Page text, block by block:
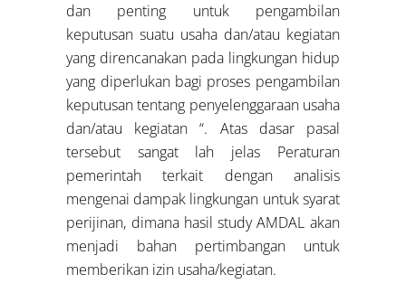
dan penting untuk pengambilan
keputusan suatu usaha dan/atau kegiatan
yang direncanakan pada lingkungan hidup
yang diperlukan bagi proses pengambilan
keputusan tentang penyelenggaraan usaha
dan/atau kegiatan “. Atas dasar pasal
tersebut sangat lah jelas Peraturan
pemerintah terkait dengan analisis
mengenai dampak lingkungan untuk syarat
perijinan, dimana hasil study AMDAL akan
menjadi bahan pertimbangan untuk
memberikan izin usaha/kegiatan.